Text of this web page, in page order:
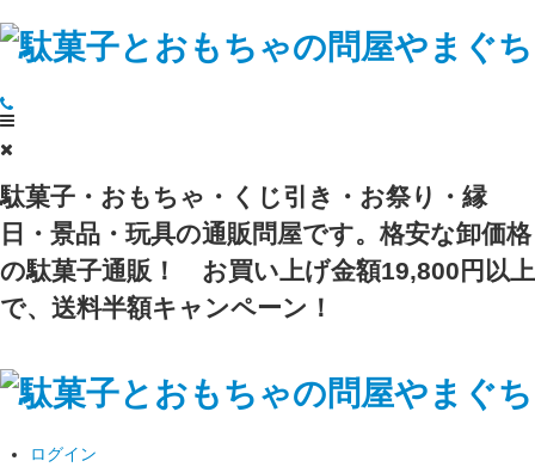
駄菓子・おもちゃ・くじ引き・お祭り・縁
日・景品・玩具の通販問屋です。格安な卸価格
の駄菓子通販！
お買い上げ金額19,800円以上
で、送料半額キャンペーン！
ログイン